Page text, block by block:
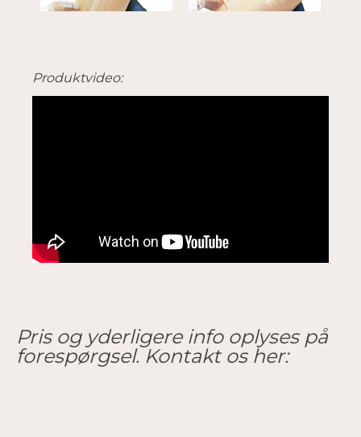
Produktvideo:
Pris og yderligere info oplyses på
forespørgsel. Kontakt os her: